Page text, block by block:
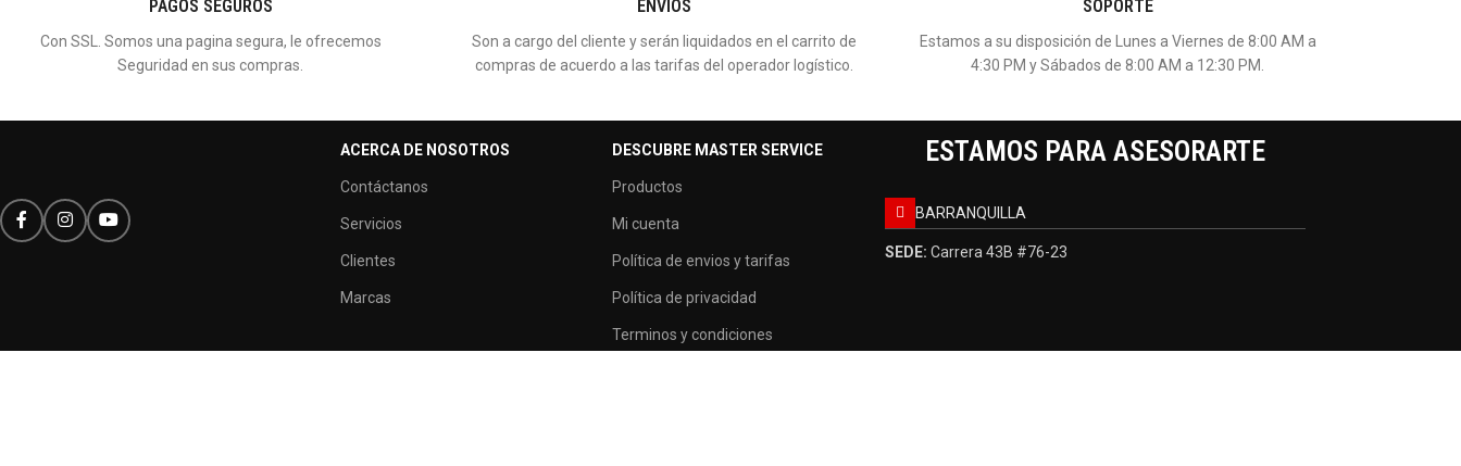
PAGOS SEGUROS
Con SSL. Somos una pagina segura, le ofrecemos
Seguridad en sus compras.
ENVIOS
Son a cargo del cliente y serán liquidados en el carrito de
compras de acuerdo a las tarifas del operador logístico.
SOPORTE
Estamos a su disposición de Lunes a Viernes de 8:00 AM a
4:30 PM y Sábados de 8:00 AM a 12:30 PM.
ACERCA DE NOSOTROS
Contáctanos
Servicios
Clientes
Marcas
DESCUBRE MASTER SERVICE
Productos
Mi cuenta
Política de envios y tarifas
Política de privacidad
Terminos y condiciones
ESTAMOS PARA ASESORARTE
BARRANQUILLA
SEDE: Carrera 43B #76-23